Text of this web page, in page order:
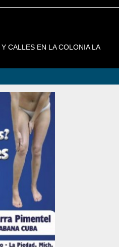
CALLES EN LA COLONIA LA